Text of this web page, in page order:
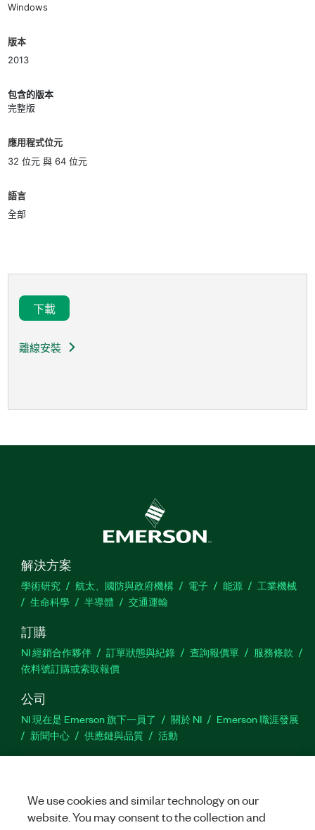
Windows
版本
2013
包含的版本
完整版
應用程式位元
32 位元 與 64 位元
語言
全部
下載
離線安裝
解決方案
學術研究 航太、國防與政府機構 電子 能源
工業機械
生命科學
半導體 交通運輸
訂購
NI 經銷合作夥伴 訂單狀態與紀錄 查詢報價單
服務條款
依料號訂購或索取報價
公司
NI 現在是 Emerson 旗下一員了 關於 NI
Emerson 職涯發展
新聞中心
供應鏈與品質 活動
站建議
We use cookies and similar technology on our
website. You may consent to the collection and